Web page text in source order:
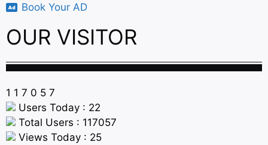
Book Your AD
OUR VISITOR
1 1 7 0 5 7
Users Today : 22
Total Users : 117057
Views Today : 25